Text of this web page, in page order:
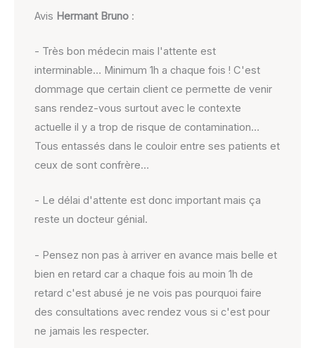
Avis Hermant Bruno :
- Très bon médecin mais l'attente est
interminable… Minimum 1h a chaque fois ! C'est
dommage que certain client ce permette de venir
sans rendez-vous surtout avec le contexte
actuelle il y a trop de risque de contamination…
Tous entassés dans le couloir entre ses patients et
ceux de sont confrère…
- Le délai d'attente est donc important mais ça
reste un docteur génial.
- Pensez non pas à arriver en avance mais belle et
bien en retard car a chaque fois au moin 1h de
retard c'est abusé je ne vois pas pourquoi faire
des consultations avec rendez vous si c'est pour
ne jamais les respecter.